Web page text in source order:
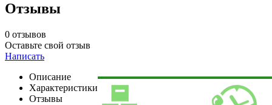
Отзывы
0 отзывов
Оставьте свой отзыв
Написать
Описание
Характеристики
Отзывы